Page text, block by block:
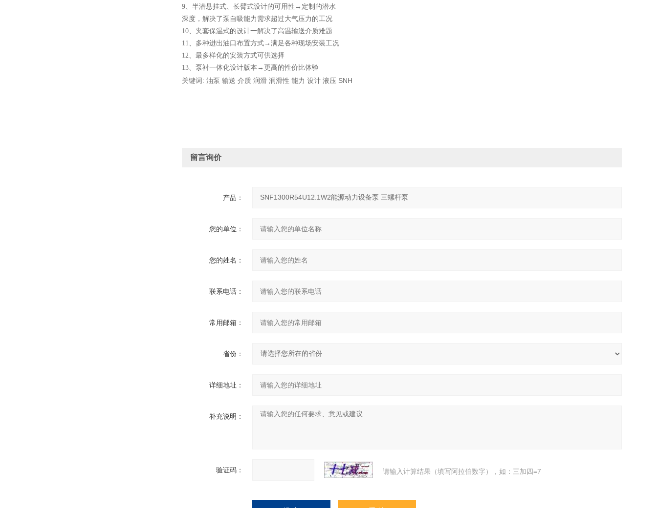
9、 半潜悬挂式、长臂式设计的可用性 →定制的潜水
深度，解决了泵自吸能力需求超过大气压力的工况
10、 夹套保温式的设计一解决了高温输送介质难题
11、 多种进出油口布置方式 →满足各种现场安装工况
12、 最多样化的安装方式可供选择
13、 泵衬一体化设计版本 →更高的性价比体验
关键词: 油泵 输送 介质 润滑 润滑性 能力 设计 液压 SNH
留言询价
产品：
您的单位：
您的姓名：
联系电话：
常用邮箱：
省份：
详细地址：
补充说明：
验证码： 请输入计算结果（填写阿拉伯数字），如：三加四=7